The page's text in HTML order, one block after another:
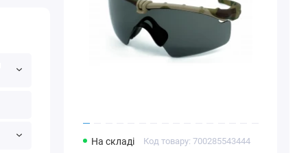
На складі Код товару: 700285543444